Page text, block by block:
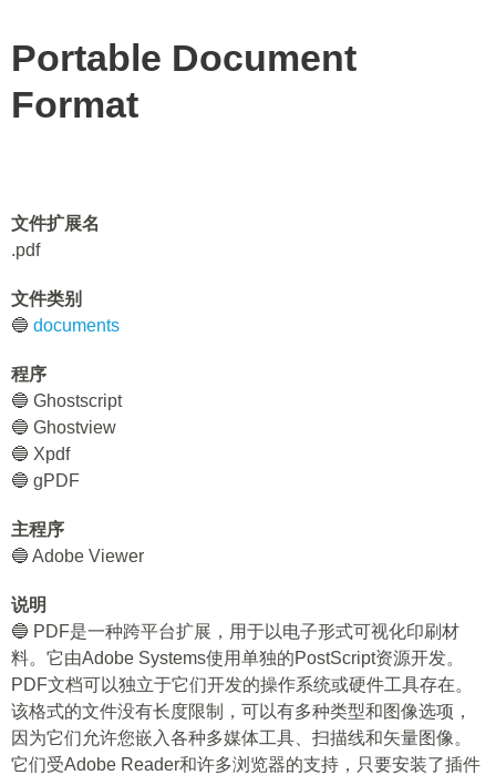
Portable Document
Format
文件扩展名
.pdf
文件类别
🔵 documents
程序
🔵 Ghostscript
🔵 Ghostview
🔵 Xpdf
🔵 gPDF
主程序
🔵 Adobe Viewer
说明
🔵 PDF是一种跨平台扩展，用于以电子形式可视化印刷材
料。它由Adobe Systems使用单独的PostScript资源开发。
PDF文档可以独立于它们开发的操作系统或硬件工具存在。
该格式的文件没有长度限制，可以有多种类型和图像选项，
因为它们允许您嵌入各种多媒体工具、扫描线和矢量图像。
它们受Adobe Reader和许多浏览器的支持，只要安装了插件